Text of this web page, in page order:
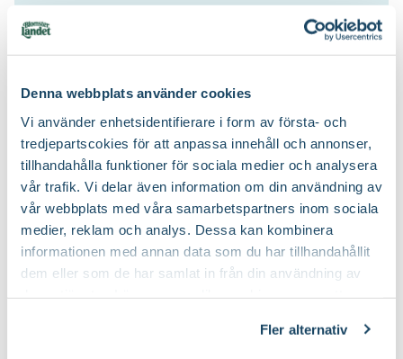
Denna webbplats använder cookies
Vi använder enhetsidentifierare i form av första- och
tredjepartscokies för att anpassa innehåll och annonser,
tillhandahålla funktioner för sociala medier och analysera
vår trafik. Vi delar även information om din användning av
vår webbplats med våra samarbetspartners inom sociala
medier, reklam och analys. Dessa kan kombinera
informationen med annan data som du har tillhandahållit
dem eller som de har samlat in från din användning av
Fler alternativ
Jordprodukter:
Beskärningssätt: Gallra ut äldre grenar på olika höjder
Beskärningstid:
Efter blomning, Juli-september (JAS-
perioden), På hösten, På vårvintern
Speciell tålighet: Blåsiga, öppna lägen, Salta vindar